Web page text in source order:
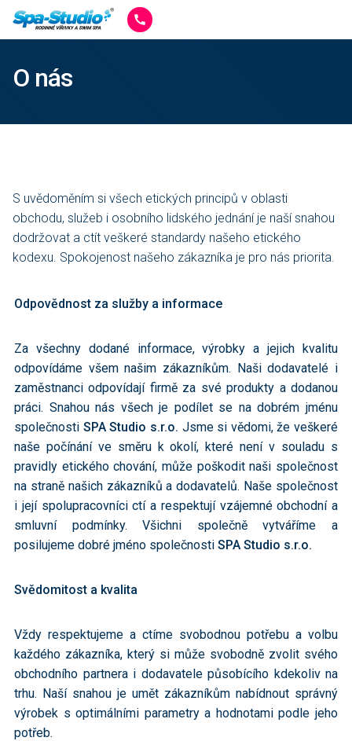
O nás
S uvědoměním si všech etických principů v oblasti
obchodu, služeb i osobního lidského jednání je naší snahou
dodržovat a ctít veškeré standardy našeho etického
kodexu. Spokojenost našeho zákazníka je pro nás priorita.
Odpovědnost za služby a informace
Za všechny dodané informace, výrobky a jejich kvalitu
odpovídáme všem našim zákazníkům. Naši dodavatelé i
zaměstnanci odpovídají firmě za své produkty a dodanou
práci. Snahou nás všech je podílet se na dobrém jménu
společnosti SPA Studio s.r.o. Jsme si vědomi, že veškeré
naše počínání ve směru k okolí, které není v souladu s
pravidly etického chování, může poškodit naši společnost
na straně našich zákazníků a dodavatelů. Naše společnost
i její spolupracovníci ctí a respektují vzájemné obchodní a
smluvní podmínky. Všichni společně vytváříme a
posilujeme dobré jméno společnosti SPA Studio s.r.o.
Svědomitost a kvalita
Vždy respektujeme a ctíme svobodnou potřebu a volbu
každého zákazníka, který si může svobodně zvolit svého
obchodního partnera i dodavatele působícího kdekoliv na
trhu. Naší snahou je umět zákazníkům nabídnout správný
výrobek s optimálními parametry a hodnotami podle jeho
potřeb.